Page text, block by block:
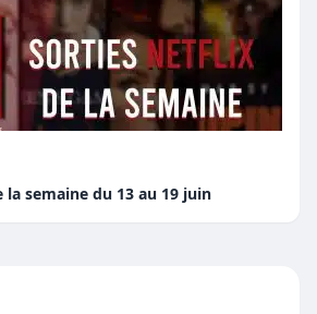
semaine du 13 au 19 juin